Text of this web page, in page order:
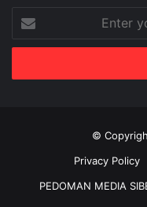
Enter
your
Email
©
Privacy Policy
PEDOMAN MEDIA